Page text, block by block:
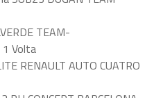
TEAM-
1 Volta
RENAULT AUTO CUATRO